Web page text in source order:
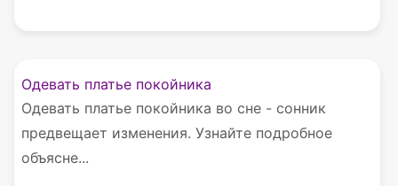
Одевать платье покойника
Одевать платье покойника во сне - сонник
предвещает изменения. Узнайте подробное
объясне...